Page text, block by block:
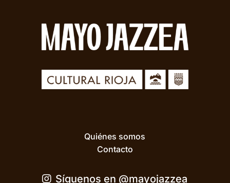
Quiénes somos
Contacto
Síguenos en @mayojazzea